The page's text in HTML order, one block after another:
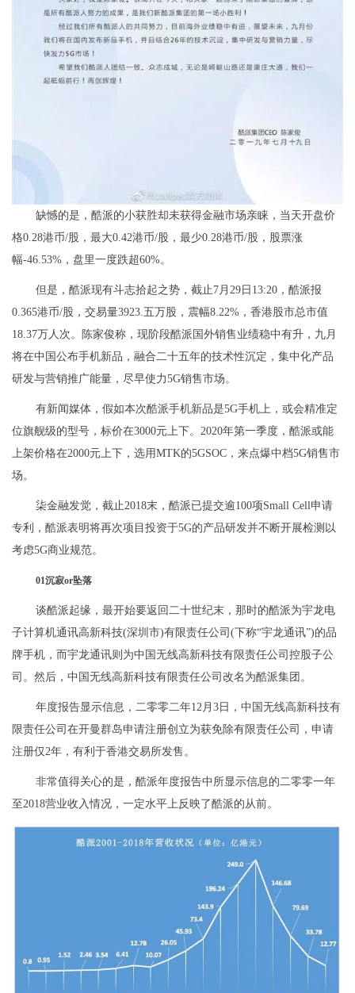
缺憾的是，酷派的小获胜却未获得金融市场亲睐，当天开盘价
格0.28港币/股，最大0.42港币/股，最少0.28港币/股，股票涨
幅-46.53%，盘里一度跌超60%。
但是，酷派现有斗志拾起之势，截止7月29日13:20，酷派报
0.365港币/股，交易量3923.五万股，震幅8.22%，香港股市总市值
18.37万人次。陈家俊称，现阶段酷派国外销售业绩稳中有升，九月
将在中国公布手机新品，融合二十五年的技术性沉定，集中化产品
研发与营销推广能量，尽早使力5G销售市场。
有新闻媒体，假如本次酷派手机新品是5G手机上，或会精准定
位旗舰级的型号，标价在3000元上下。2020年第一季度，酷派或能
上架价格在2000元上下，选用MTK的5GSOC，来点爆中档5G销售市
场。
柒金融发觉，截止2018末，酷派已提交逾100项Small Cell申请
专利，酷派表明将再次项目投资于5G的产品研发并不断开展检测以
考虑5G商业规范。
01沉寂or坠落
谈酷派起缘，最开始要返回二十世纪末，那时的酷派为宇龙电
子计算机通讯高新科技(深圳市)有限责任公司(下称“宇龙通讯”)的品
牌手机，而宇龙通讯则为中国无线高新科技有限责任公司控股子公
司。然后，中国无线高新科技有限责任公司改名为酷派集团。
年度报告显示信息，二零零二年12月3日，中国无线高新科技有
限责任公司在开曼群岛申请注册创立为获免除有限责任公司，申请
注册仅2年，有利于香港交易所发售。
非常值得关心的是，酷派年度报告中所显示信息的二零零一年
至2018营业收入情况，一定水平上反映了酷派的从前。